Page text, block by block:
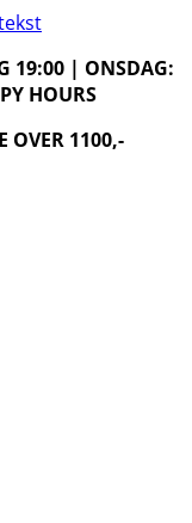
19:00 | ONSDAG:
HOURS
OVER 1100,-